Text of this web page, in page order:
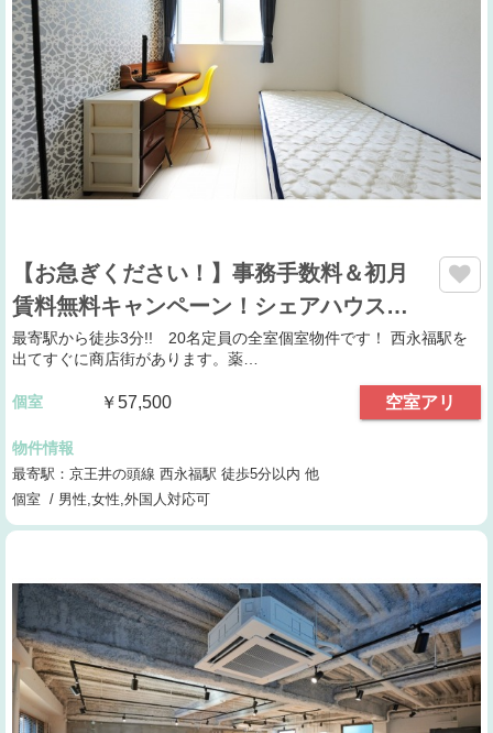
【お急ぎください！】事務手数料＆初月
賃料無料キャンペーン！シェアハウス…
最寄駅から徒歩3分!! 20名定員の全室個室物件です！ 西永福駅を
出てすぐに商店街があります。薬…
個室 ￥57,500 空室アリ
物件情報
最寄駅：京王井の頭線 西永福駅 徒歩5分以内 他
個室 / 男性,女性,外国人対応可